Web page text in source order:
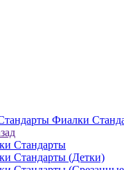
Фиалки
Стандарты
Стандарты (Детки)